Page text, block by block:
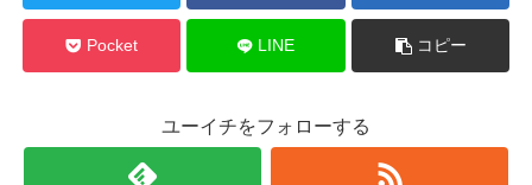
Pocket LINE コピー
ユーイチをフォローする